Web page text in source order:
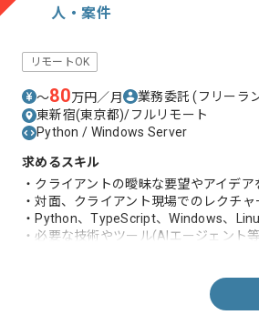
人・案件
リモートOK
〜80万円／月 業務委託(フリーラ
東新宿(東京都)/フルリモート
Python / Windows Server
求めるスキル
・クライアントの曖昧な要望やアイデ
・対面、クライアント現場でのレクチ
・Python、TypeScript、Windows、
・必要な技術やツール(AIエージェント